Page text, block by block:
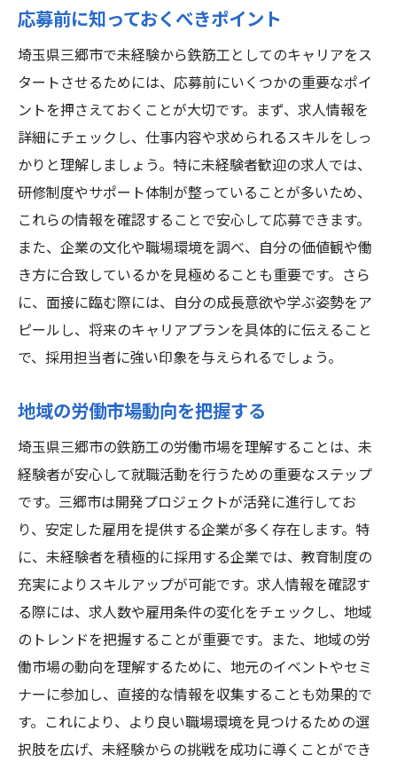
キャリアプランの策定方法
長期的なゴール設定
キャリア相談とメンターの活用
昇進に必要な条件と準備
キャリアチェンジの可能性
鉄筋工からの多角的な進路
応募前に知っておくべきポイント
埼玉県三郷市で未経験から鉄筋工としてのキャリアをス
タートさせるためには、応募前にいくつかの重要なポイ
ントを押さえておくことが大切です。まず、求人情報を
詳細にチェックし、仕事内容や求められるスキルをしっ
かりと理解しましょう。特に未経験者歓迎の求人では、
研修制度やサポート体制が整っていることが多いため、
これらの情報を確認することで安心して応募できます。
また、企業の文化や職場環境を調べ、自分の価値観や働
き方に合致しているかを見極めることも重要です。さら
に、面接に臨む際には、自分の成長意欲や学ぶ姿勢をア
ピールし、将来のキャリアプランを具体的に伝えること
で、採用担当者に強い印象を与えられるでしょう。
地域の労働市場動向を把握する
埼玉県三郷市の鉄筋工の労働市場を理解することは、未
経験者が安心して就職活動を行うための重要なステップ
です。三郷市は開発プロジェクトが活発に進行してお
り、安定した雇用を提供する企業が多く存在します。特
に、未経験者を積極的に採用する企業では、教育制度の
充実によりスキルアップが可能です。求人情報を確認す
る際には、求人数や雇用条件の変化をチェックし、地域
のトレンドを把握することが重要です。また、地域の労
働市場の動向を理解するために、地元のイベントやセミ
ナーに参加し、直接的な情報を収集することも効果的で
す。これにより、より良い職場環境を見つけるための選
択肢を広げ、未経験からの挑戦を成功に導くことができ